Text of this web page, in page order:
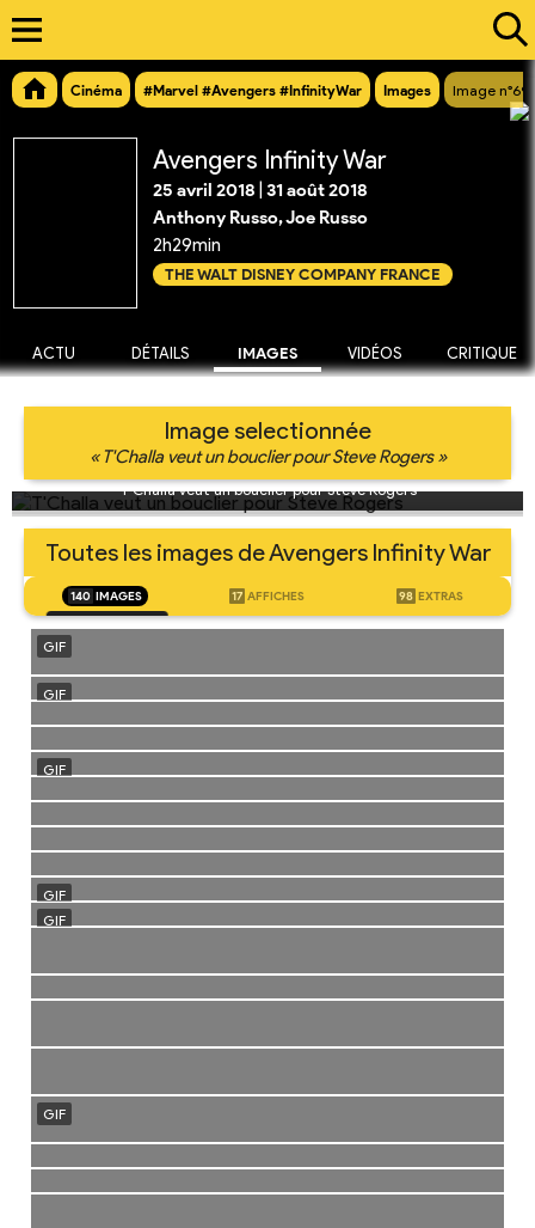
Cinéma #Marvel #Avengers #InfinityWar Images Image
Avengers Infinity War
25 avril 2018 31 août 2018
Anthony Russo, Joe Russo
2h29min
THE WALT DISNEY COMPANY FRANCE
ACTU DÉTAILS IMAGES VIDÉOS CRITIQUE
Image selectionnée
« T'Challa veut un bouclier pour Steve Rogers »
T'Challa veut un bouclier pour Steve Rogers
Toutes les images de Avengers Infinity War
140 IMAGES 17 AFFICHES 98 EXTRAS